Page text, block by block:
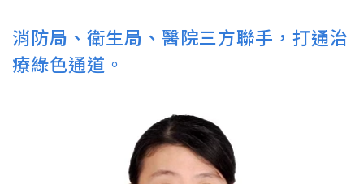
消防局、衛生局、醫院三方聯手，打通治
療綠色通道。